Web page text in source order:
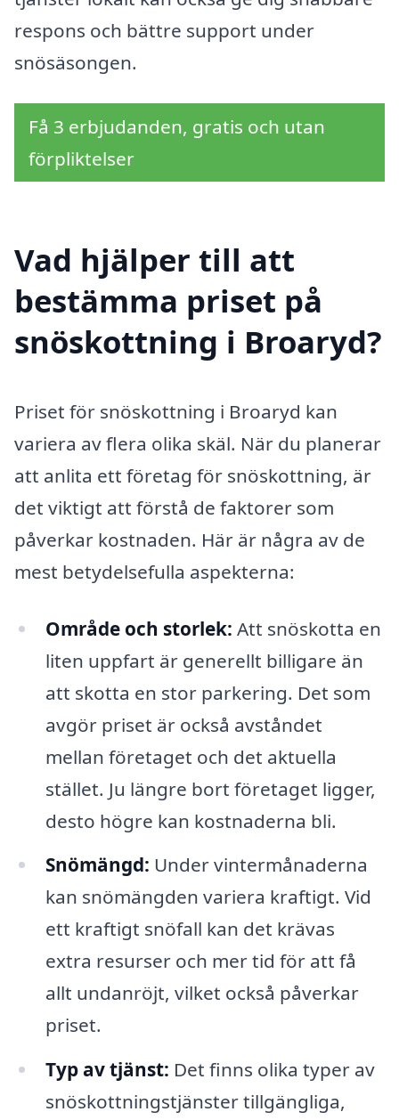
respons och bättre support under
snösäsongen.
Få 3 erbjudanden, gratis och utan
förpliktelser
Vad hjälper till att
bestämma priset på
snöskottning i Broaryd?
Priset för snöskottning i Broaryd kan
variera av flera olika skäl. När du planerar
att anlita ett företag för snöskottning, är
det viktigt att förstå de faktorer som
påverkar kostnaden. Här är några av de
mest betydelsefulla aspekterna:
Område och storlek: Att snöskotta en
liten uppfart är generellt billigare än
att skotta en stor parkering. Det som
avgör priset är också avståndet
mellan företaget och det aktuella
stället. Ju längre bort företaget ligger,
desto högre kan kostnaderna bli.
Snömängd: Under vintermånaderna
kan snömängden variera kraftigt. Vid
ett kraftigt snöfall kan det krävas
extra resurser och mer tid för att få
allt undanröjt, vilket också påverkar
priset.
Typ av tjänst: Det finns olika typer av
snöskottningstjänster tillgängliga,